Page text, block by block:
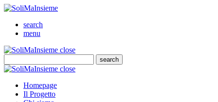
SoliMaInsieme
search
menu
SoliMaInsieme
closeClose
search
Cerca
SoliMaInsieme
closeClose
Homepage
Il Progetto